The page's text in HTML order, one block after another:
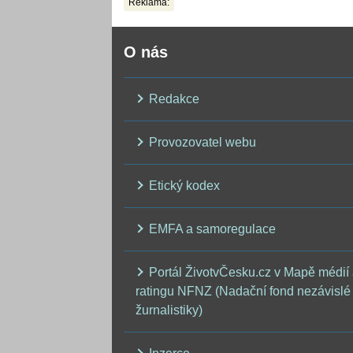
Reklama:
O nás
Redakce
Provozovatel webu
Etický kodex
EMFA a samoregulace
Portál ŽivotvČesku.cz v Mapě médií
ratingu NFNZ (Nadační fond nezávislé
žurnalistiky)